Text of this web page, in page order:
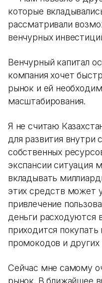
которые
рассматривали
венчурных
Венчурный капитал
компания хочет
рынок и ей
масштабирования.
Я не считаю
для развития внутри
собственных
экспансии ситуация
вкладывать
этих средств может
привлечение
деньги расходуются
приходится
промокодов и
Сейчас мне самому
рынок. В ближайшее